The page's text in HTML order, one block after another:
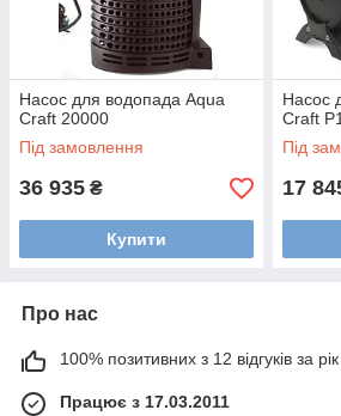
Насос для водопада Aqua
Craft 20000
Під замовлення
36 935 ₴
Купити
Насос
Craft
Під
17
Про нас
100% позитивних з 12 відгуків за рік
Працює з 17.03.2011